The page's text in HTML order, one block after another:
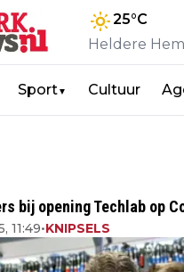
25°C
Heldere
Sport▼ Cultuur
bij opening Techlab op
11:49•KNIPSELS